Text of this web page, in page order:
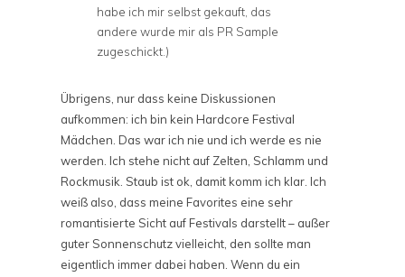
habe ich mir selbst gekauft, das
andere wurde mir als PR Sample
zugeschickt.)
Übrigens, nur dass keine Diskussionen
aufkommen: ich bin kein Hardcore Festival
Mädchen. Das war ich nie und ich werde es nie
werden. Ich stehe nicht auf Zelten, Schlamm und
Rockmusik. Staub ist ok, damit komm ich klar. Ich
weiß also, dass meine Favorites eine sehr
romantisierte Sicht auf Festivals darstellt – außer
guter Sonnenschutz vielleicht, den sollte man
eigentlich immer dabei haben. Wenn du ein